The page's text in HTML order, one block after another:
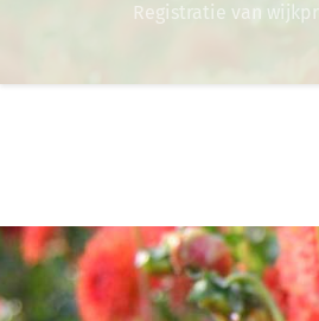
Registratie van